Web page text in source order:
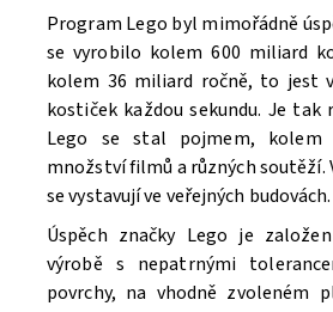
Program Lego byl mimořádně
se vyrobilo kolem 600 miliard
kolem 36 miliard ročně, to jest
kostiček každou sekundu. Je tak
Lego se stal pojmem, kolem
množství filmů a různých soutěží.
se vystavují ve veřejných budovách.
Úspěch značky Lego je
výrobě s nepatrnými
povrchy, na vhodně zvoleném